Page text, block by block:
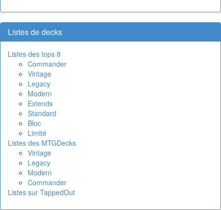
Listes de decks
Listes des tops 8
Commander
Vintage
Legacy
Modern
Extends
Standard
Bloc
Limité
Listes des MTGDecks
Vintage
Legacy
Modern
Commander
Listes sur TappedOut